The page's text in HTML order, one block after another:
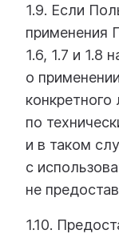
1.9. Если
применения
1.6, 1.7 и 1.8
о
по
и в таком
с
не
1.10.